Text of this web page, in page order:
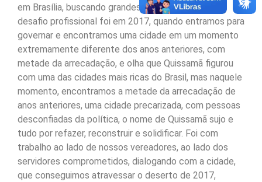
em Brasília, buscando grandes parcerias. O maior
desafio profissional foi em 2017, quando entramos para
governar e encontramos uma cidade em um momento
extremamente diferente dos anos anteriores, com
metade da arrecadação, e olha que Quissamã figurou
com uma das cidades mais ricas do Brasil, mas naquele
momento, encontramos a metade da arrecadação de
anos anteriores, uma cidade precarizada, com pessoas
desconfiadas da política, o nome de Quissamã sujo e
tudo por refazer, reconstruir e solidificar. Foi com
trabalho ao lado de nossos vereadores, ao lado dos
servidores comprometidos, dialogando com a cidade,
que conseguimos atravessar o deserto de 2017,